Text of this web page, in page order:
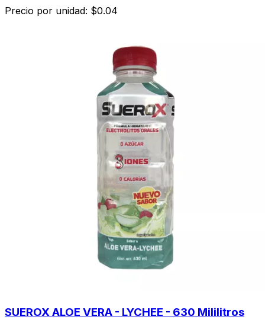
Precio por unidad: $0.04
SUEROX ALOE VERA - LYCHEE - 630 Mililitros